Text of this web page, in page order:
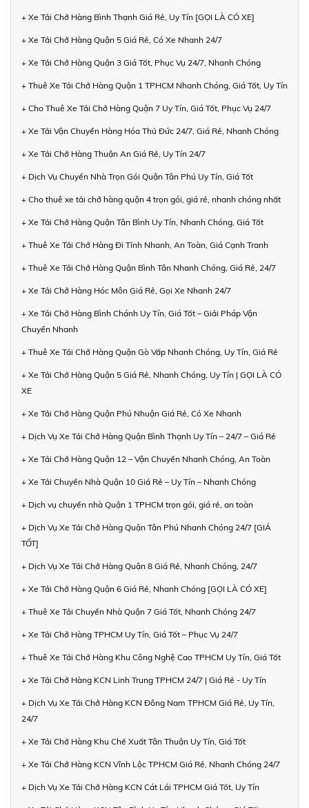
+ Xe Tải Chở Hàng Bình Thạnh Giá Rẻ, Uy Tín [GỌI LÀ CÓ XE]
+ Xe Tải Chở Hàng Quận 5 Giá Rẻ, Có Xe Nhanh 24/7
+ Xe Tải Chở Hàng Quận 3 Giá Tốt, Phục Vụ 24/7, Nhanh Chóng
+ Thuê Xe Tải Chở Hàng Quận 1 TPHCM Nhanh Chóng, Giá Tốt, Uy Tín
+ Cho Thuê Xe Tải Chở Hàng Quận 7 Uy Tín, Giá Tốt, Phục Vụ 24/7
+ Xe Tải Vận Chuyển Hàng Hóa Thủ Đức 24/7, Giá Rẻ, Nhanh Chóng
+ Xe Tải Chở Hàng Thuận An Giá Rẻ, Uy Tín 24/7
+ Dịch Vụ Chuyển Nhà Trọn Gói Quận Tân Phú Uy Tín, Giá Tốt
+ Cho thuê xe tải chở hàng quận 4 trọn gói, giá rẻ, nhanh chóng nhất
+ Xe Tải Chở Hàng Quận Tân Bình Uy Tín, Nhanh Chóng, Giá Tốt
+ Thuê Xe Tải Chở Hàng Đi Tỉnh Nhanh, An Toàn, Giá Cạnh Tranh
+ Thuê Xe Tải Chở Hàng Quận Bình Tân Nhanh Chóng, Giá Rẻ, 24/7
+ Xe Tải Chở Hàng Hóc Môn Giá Rẻ, Gọi Xe Nhanh 24/7
+ Xe Tải Chở Hàng Bình Chánh Uy Tín, Giá Tốt – Giải Pháp Vận
Chuyển Nhanh
+ Thuê Xe Tải Chở Hàng Quận Gò Vấp Nhanh Chóng, Uy Tín, Giá Rẻ
+ Xe Tải Chở Hàng Quận 5 Giá Rẻ, Nhanh Chóng, Uy Tín | GỌI LÀ CÓ
XE
+ Xe Tải Chở Hàng Quận Phú Nhuận Giá Rẻ, Có Xe Nhanh
+ Dịch Vụ Xe Tải Chở Hàng Quận Bình Thạnh Uy Tín – 24/7 – Giá Rẻ
+ Xe Tải Chở Hàng Quận 12 – Vận Chuyển Nhanh Chóng, An Toàn
+ Xe Tải Chuyển Nhà Quận 10 Giá Rẻ – Uy Tín – Nhanh Chóng
+ Dịch vụ chuyển nhà Quận 1 TPHCM trọn gói, giá rẻ, an toàn
+ Dịch Vụ Xe Tải Chở Hàng Quận Tân Phú Nhanh Chóng 24/7 [GIÁ
TỐT]
+ Dịch Vụ Xe Tải Chở Hàng Quận 8 Giá Rẻ, Nhanh Chóng, 24/7
+ Xe Tải Chở Hàng Quận 6 Giá Rẻ, Nhanh Chóng [GỌI LÀ CÓ XE]
+ Thuê Xe Tải Chuyển Nhà Quận 7 Giá Tốt, Nhanh Chóng 24/7
+ Xe Tải Chở Hàng TPHCM Uy Tín, Giá Tốt – Phục Vụ 24/7
+ Thuê Xe Tải Chở Hàng Khu Công Nghệ Cao TPHCM Uy Tín, Giá Tốt
+ Xe Tải Chở Hàng KCN Linh Trung TPHCM 24/7 | Giá Rẻ - Uy Tín
+ Dịch Vụ Xe Tải Chở Hàng KCN Đông Nam TPHCM Giá Rẻ, Uy Tín,
24/7
+ Xe Tải Chở Hàng Khu Chế Xuất Tân Thuận Uy Tín, Giá Tốt
+ Xe Tải Chở Hàng KCN Vĩnh Lộc TPHCM Giá Rẻ, Nhanh Chóng 24/7
+ Dịch Vụ Xe Tải Chở Hàng KCN Cát Lái TPHCM Giá Tốt, Uy Tín